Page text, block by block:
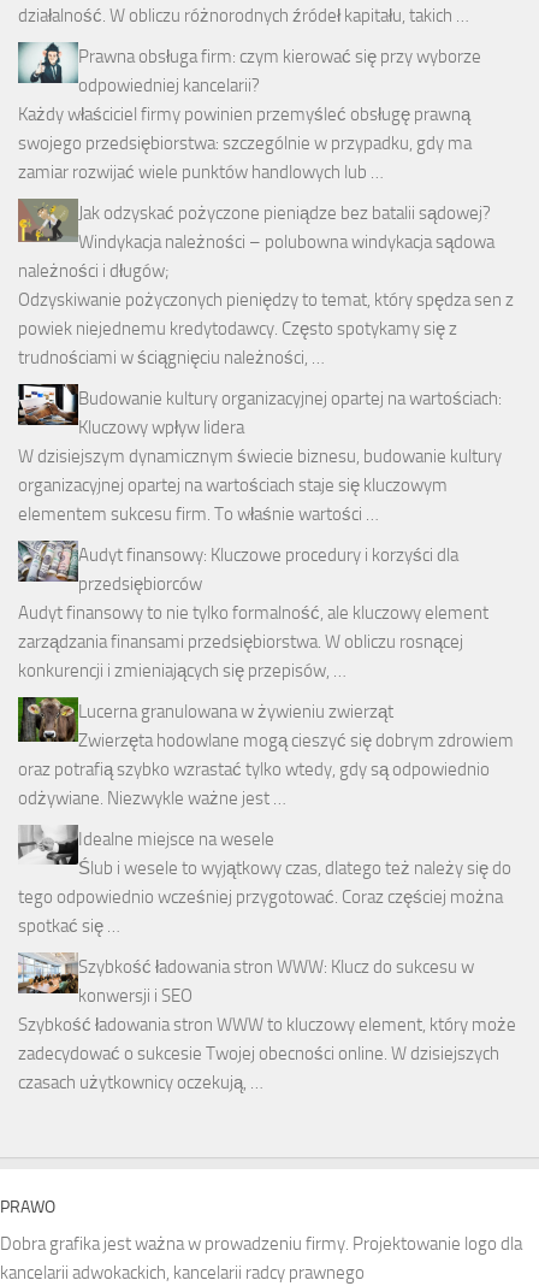
działalność. W obliczu różnorodnych źródeł kapitału, takich …
Prawna obsługa firm: czym kierować się przy wyborze
odpowiedniej kancelarii?
Każdy właściciel firmy powinien przemyśleć obsługę prawną
swojego przedsiębiorstwa: szczególnie w przypadku, gdy ma
zamiar rozwijać wiele punktów handlowych lub …
Jak odzyskać pożyczone pieniądze bez batalii sądowej?
Windykacja należności – polubowna windykacja sądowa
należności i długów;
Odzyskiwanie pożyczonych pieniędzy to temat, który spędza sen z
powiek niejednemu kredytodawcy. Często spotykamy się z
trudnościami w ściągnięciu należności, …
Budowanie kultury organizacyjnej opartej na wartościach:
Kluczowy wpływ lidera
W dzisiejszym dynamicznym świecie biznesu, budowanie kultury
organizacyjnej opartej na wartościach staje się kluczowym
elementem sukcesu firm. To właśnie wartości …
Audyt finansowy: Kluczowe procedury i korzyści dla
przedsiębiorców
Audyt finansowy to nie tylko formalność, ale kluczowy element
zarządzania finansami przedsiębiorstwa. W obliczu rosnącej
konkurencji i zmieniających się przepisów, …
Lucerna granulowana w żywieniu zwierząt
Zwierzęta hodowlane mogą cieszyć się dobrym zdrowiem
oraz potrafią szybko wzrastać tylko wtedy, gdy są odpowiednio
odżywiane. Niezwykle ważne jest …
Idealne miejsce na wesele
Ślub i wesele to wyjątkowy czas, dlatego też należy się do
tego odpowiednio wcześniej przygotować. Coraz częściej można
spotkać się …
Szybkość ładowania stron WWW: Klucz do sukcesu w
konwersji i SEO
Szybkość ładowania stron WWW to kluczowy element, który może
zadecydować o sukcesie Twojej obecności online. W dzisiejszych
czasach użytkownicy oczekują, …
PRAWO
Dobra grafika jest ważna w prowadzeniu firmy. Projektowanie logo dla
kancelarii adwokackich, kancelarii radcy prawnego